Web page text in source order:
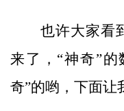
也许大家看到
来了，“神奇”
奇”的哟，下面让